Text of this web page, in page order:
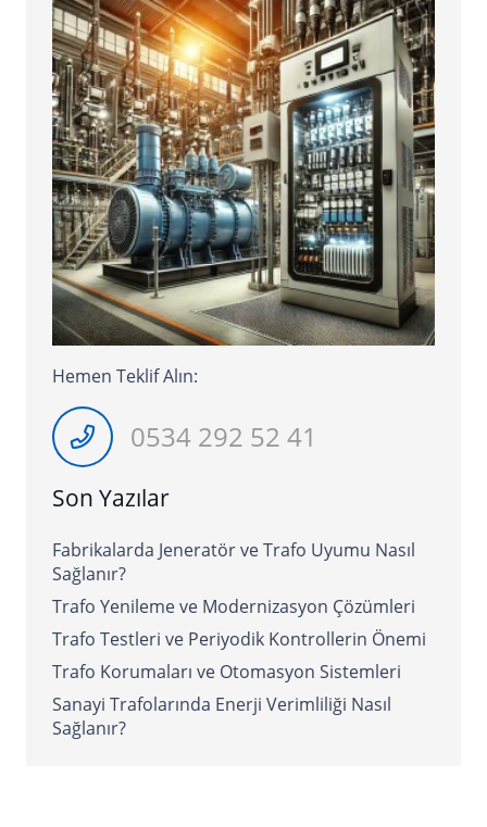
Hemen Teklif Alın:
0534 292 52 41
Son Yazılar
Fabrikalarda Jeneratör ve Trafo Uyumu Nasıl
Sağlanır?
Trafo Yenileme ve Modernizasyon Çözümleri
Trafo Testleri ve Periyodik Kontrollerin Önemi
Trafo Korumaları ve Otomasyon Sistemleri
Sanayi Trafolarında Enerji Verimliliği Nasıl
Sağlanır?